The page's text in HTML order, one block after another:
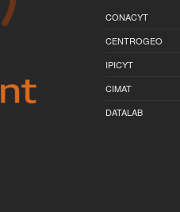
CONACYT
CENTROGEO
IPICYT
CIMAT
DATALAB